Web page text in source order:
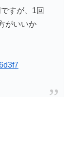
すが、1回
がいいか